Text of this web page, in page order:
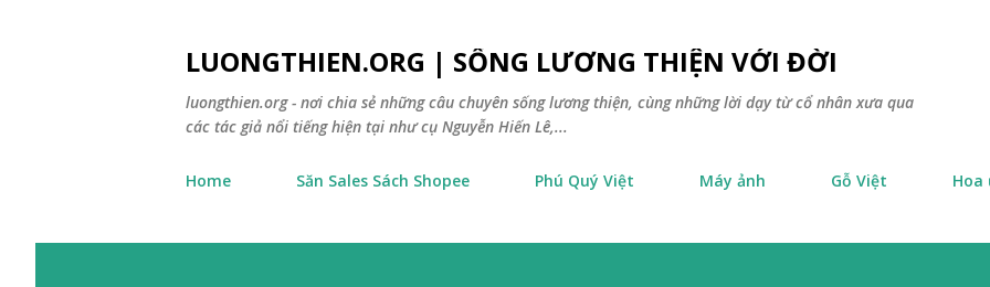
LUONGTHIEN.ORG | SỐNG LƯƠNG THIỆN VỚI ĐỜI
luongthien.org - nơi chia sẻ những câu chuyên sống lương thiện, cùng những lời dạy từ cổ nhân xưa qua
các tác giả nổi tiếng hiện tại như cụ Nguyễn Hiến Lê,...
Home Săn Sales Sách Shopee Phú Quý Việt Máy ảnh Gỗ Việt Hoa